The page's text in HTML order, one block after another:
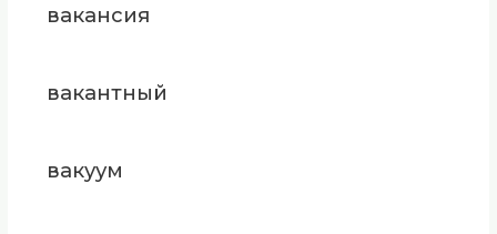
вакансия
вакантный
вакуум